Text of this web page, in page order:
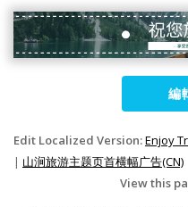
編
Edit Localized Version:Enjoy
| 山涧旅游主题页首横幅广告(CN)
View this